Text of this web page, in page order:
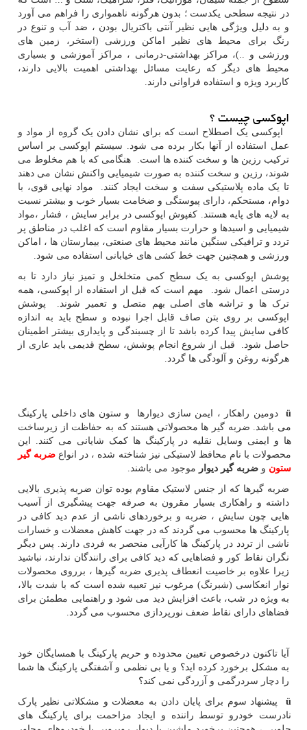
در نتیجه سطحی یکدست ؛ بدون هرگونه ناهمواری را فراهم می آورد
و به دلیل ویژگی هایی نظیر آنتی باکتریال بودن ، ضد آب و تنوع در
رنگ برای محیط های نظیر اماکن ورزشی (استخر، زمین های
ورزشی و ..)، مراکز بهداشتی-درمانی ، مراکز آموزشی و بسیاری
محیط های دیگر که رعایت مسائل بهداشتی اهمیت بالایی دارند،
کاربرد ویژه و استفاده فراوانی دارند.
اپوکسی چیست ؟
اپوکسی یک اصطلاح است که برای نشان دادن یک گروه از مواد و
عمل استفاده از آنها بکار برده می شود. سیستم اپوکسی بر اساس
ترکیب رزین ها و سخت کننده ها است. هنگامی که با هم مخلوط می
شوند، رزین و سخت کننده به صورت شیمیایی واکنش نشان می دهند
تا یک ماده پلاستیکی سفت و سخت ایجاد کنند. مواد نهایی قوی، با
دوام، مستحکم، دارای پیوستگی و ضخامت بسیار خوب و بیشتر نسبت
به لایه های پایه هستند. کفپوش اپوکسی در برابر سایش ، فشار ،مواد
شیمیایی و اسیدها و حرارت بسیار مقاوم است که اغلب در مناطق پر
تردد و ترافیکی سنگین مانند محیط های صنعتی، بیمارستان ها ، اماکن
ورزشی و همچنین جهت خط کشی های خیابانی استفاده می شود.
پوشش اپوکسی به یک سطح کمی متخلخل و تمیز نیاز دارد تا به
درستی اعمال شود. مهم است که قبل از استفاده از اپوکسی، همه
ترک ها و تراشه های اصلی بهم متصل و تعمیر شوند. پوشش
اپوکسی بر روی بتن صاف قابل اجرا نبوده و سطح باید به اندازه
کافی سایش پیدا کرده باشد تا از چسبندگی و پایداری بیشتر اطمینان
حاصل شود. قبل از شروع انجام پوشش، سطح قدیمی باید عاری از
هرگونه روغن و آلودگی ها گردد.
ü
دومین راهکار ، ایمن سازی دیوارها و ستون های داخلی پارکینگ
می باشد. ضربه گیر ها محصولاتی هستند که به حفاظت از زیرساخت
ها و ایمنی وسایل نقلیه در پارکینگ ها کمک شایانی می کنند. این
محصولات با نام محافظ لاستیکی نیز شناخته شده ، در انواع ضربه گیر
ستون و ضربه گیر دیوار موجود می باشند.
ضربه گیرها که از جنس لاستیک مقاوم بوده توان ضربه پذیری بالایی
داشته و راهکاری بسیار مقرون به صرفه جهت پیشگیری از آسیب
هایی چون سایش ، ضربه و برخوردهای ناشی از عدم دید کافی در
پارکینگ ها محسوب می گردند که در جهت کاهش معضلات و خسارات
ناشی از تردد در پارکینگ ها کارآیی منحصر به فردی دارند. پس دیگر
نگران نقاط کور و فضاهایی که دید کافی برای رانندگان ندارند، نباشید
زیرا علاوه بر خاصیت انعطاف پذیری ضربه گیرها ، برروی محصولات
نوار انعکاسی (شبرنگ) مرغوب نیز تعبیه شده است که با شدت بالا،
به ویژه در شب، باعث افزایش دید می شود و راهنمایی مطمئن برای
فضاهای دارای نقاط ضعف نورپردازی محسوب می گردد.
آیا تاکنون درخصوص تعیین محدوده و حریم پارکینگ با همسایگان خود
به مشکل برخورد کرده اید؟ و یا بی نظمی و آشفتگی پارکینگ ها شما
را دچار سردرگمی و آزردگی نمی کند؟
ü
پیشنهاد سوم برای پایان دادن به معضلات و مشکلاتی نظیر پارک
نادرست خودرو توسط راننده و ایجاد مزاحمت برای پارکینگ های